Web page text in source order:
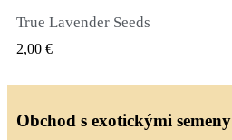
True Lavender Seeds
2,00 €
Obchod s exotickými semeny